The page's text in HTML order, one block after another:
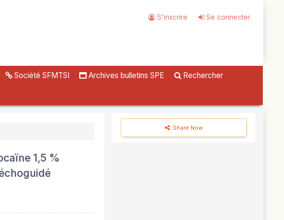
S'inscrire Se connecter
Société SFMTSI Archives bulletins SPE Rechercher
1,5 %
Share Now